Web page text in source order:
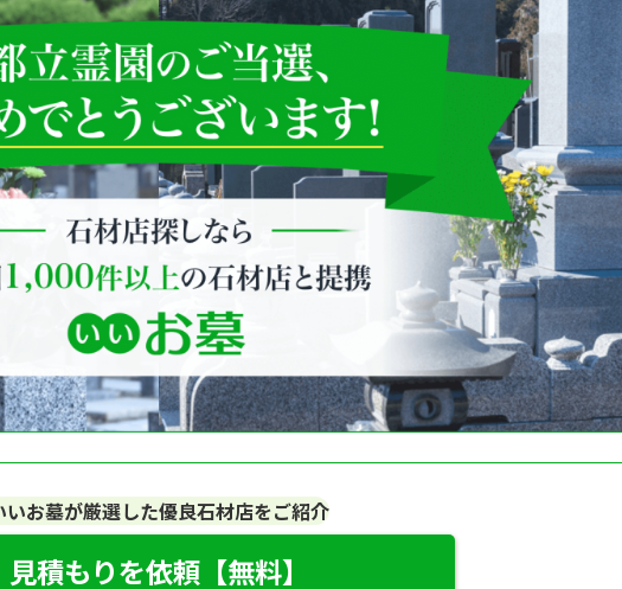
いお墓が厳選した優良石材店をご紹介
見積もりを依頼【無料】